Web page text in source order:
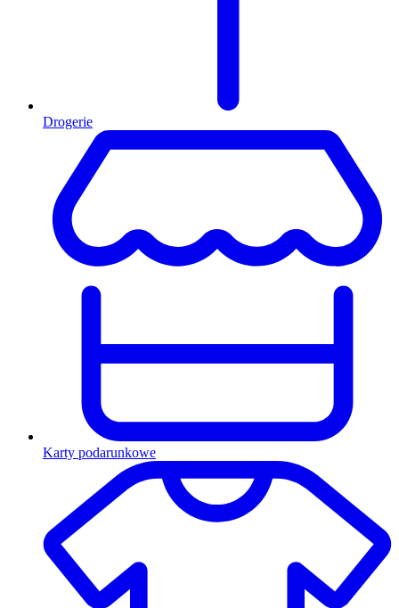
Drogerie
Karty podarunkowe